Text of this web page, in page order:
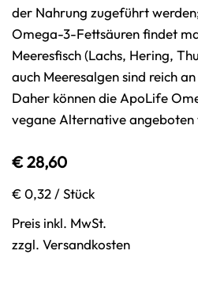
der Nahrung zugeführt
Omega-3-Fettsäuren findet
Meeresfisch (Lachs, Hering,
auch Meeresalgen sind reich
Daher können die ApoLife
vegane Alternative angeboten
€ 28,60
€ 0,32 / Stück
Preis inkl. MwSt.
zzgl. Versandkosten